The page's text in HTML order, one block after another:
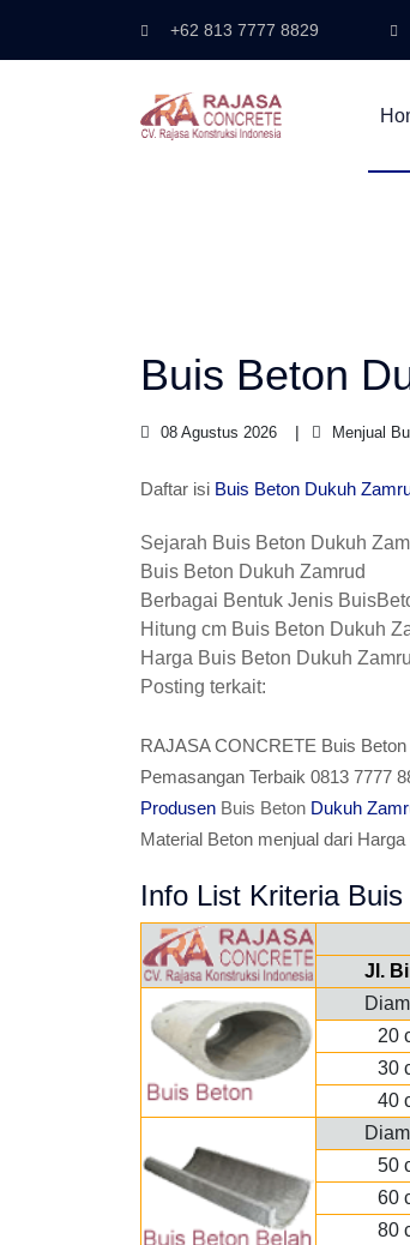
+62 813 7777 8829
Buis Beton
08 Agustus 2026 Menjual
Daftar isi Buis Beton Dukuh
Sejarah Buis Beton Dukuh
Buis Beton Dukuh Zamrud
Berbagai Bentuk Jenis
Hitung cm Buis Beton Dukuh
Harga Buis Beton Dukuh
Posting terkait:
RAJASA CONCRETE Buis
Pemasangan Terbaik 0813 7777
Produsen Buis Beton Dukuh
Material Beton menjual dari
Info List Kriteria
Jl.
20
30
40
50
60
80